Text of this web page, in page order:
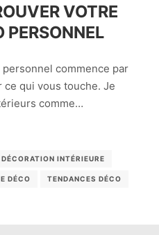
VOTRE
PERSONNEL
commence par
qui vous touche. Je
comme…
DÉCORATION INTÉRIEURE
DÉCO TENDANCES DÉCO